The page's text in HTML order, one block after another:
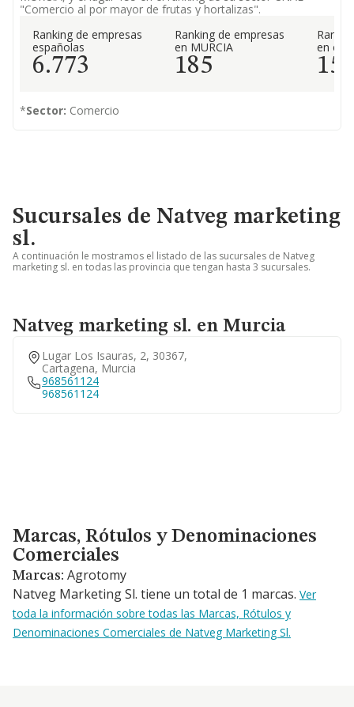
"Comercio al por mayor de frutas y hortalizas".
Ranking de empresas
españolas
6.773
Ranking de empresas
en MURCIA
185
en el
155
*Sector: Comercio
Sucursales de Natveg marketing
sl.
A continuación le mostramos el listado de las sucursales de Natveg
marketing sl. en todas las provincia que tengan hasta 3 sucursales.
Natveg marketing sl. en Murcia
Lugar Los Isauras, 2, 30367,
Cartagena, Murcia
968561124
968561124
Marcas, Rótulos y Denominaciones Comerciales
Marcas, Rótulos y Denominaciones
Comerciales
Marcas: Agrotomy
Natveg Marketing Sl. tiene un total de 1 marcas. Ver
toda la información sobre todas las Marcas, Rótulos y
Denominaciones Comerciales de Natveg Marketing Sl.